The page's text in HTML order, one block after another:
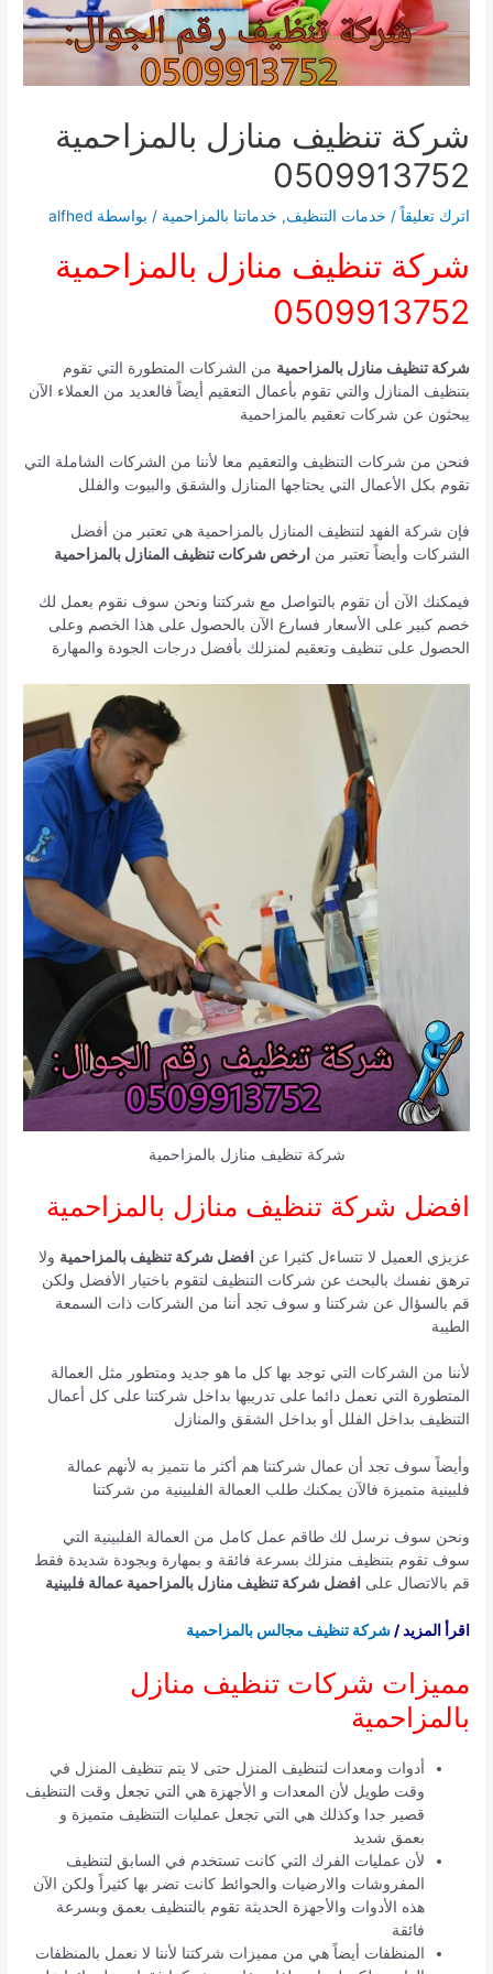
شركة تنظيف منازل بالمزاحمية
0509913752
اترك تعليقاً / خدمات التنظيف, خدماتنا بالمزاحمية / بواسطة alfhed
شركة تنظيف منازل بالمزاحمية
0509913752
شركة تنظيف منازل بالمزاحمية من الشركات المتطورة التي تقوم
بتنظيف المنازل والتي تقوم بأعمال التعقيم أيضاً فالعديد من العملاء الآن
يبحثون عن شركات تعقيم بالمزاحمية
فنحن من شركات التنظيف والتعقيم معا لأننا من الشركات الشاملة التي
تقوم بكل الأعمال التي يحتاجها المنازل والشقق والبيوت والفلل
فإن شركة الفهد لتنظيف المنازل بالمزاحمية هي تعتبر من أفضل
الشركات وأيضاً تعتبر من ارخص شركات تنظيف المنازل بالمزاحمية
فيمكنك الآن أن تقوم بالتواصل مع شركتنا ونحن سوف نقوم بعمل لك
خصم كبير على الأسعار فسارع الآن بالحصول على هذا الخصم وعلى
الحصول على تنظيف وتعقيم لمنزلك بأفضل درجات الجودة والمهارة
شركة تنظيف منازل بالمزاحمية
افضل شركة تنظيف منازل بالمزاحمية
عزيزي العميل لا تتساءل كثيرا عن افضل شركة تنظيف بالمزاحمية ولا
ترهق نفسك بالبحث عن شركات التنظيف لتقوم باختيار الأفضل ولكن
قم بالسؤال عن شركتنا و سوف تجد أننا من الشركات ذات السمعة
الطيبة
لأننا من الشركات التي توجد بها كل ما هو جديد ومتطور مثل العمالة
المتطورة التي نعمل دائما على تدريبها بداخل شركتنا على كل أعمال
التنظيف بداخل الفلل أو بداخل الشقق والمنازل
وأيضاً سوف تجد أن عمال شركتنا هم أكثر ما نتميز به لأنهم عمالة
فلبينية متميزة فالآن يمكنك طلب العمالة الفلبينية من شركتنا
ونحن سوف نرسل لك طاقم عمل كامل من العمالة الفلبينية التي
سوف تقوم بتنظيف منزلك بسرعة فائقة و بمهارة وبجودة شديدة فقط
قم بالاتصال على افضل شركة تنظيف منازل بالمزاحمية عمالة فلبينية
اقرأ المزيد /شركة تنظيف مجالس بالمزاحمية
مميزات شركات تنظيف منازل
بالمزاحمية
أدوات ومعدات لتنظيف المنزل حتى لا يتم تنظيف المنزل في
وقت طويل لأن المعدات و الأجهزة هي التي تجعل وقت التنظيف
قصير جدا وكذلك هي التي تجعل عمليات التنظيف متميزة و
بعمق شديد
لأن عمليات الفرك التي كانت تستخدم في السابق لتنظيف
المفروشات والارضيات والحوائط كانت تضر بها كثيراً ولكن الآن
هذه الأدوات والأجهزة الحديثة تقوم بالتنظيف بعمق وبسرعة
فائقة
المنظفات أيضاً هي من مميزات شركتنا لأننا لا نعمل بالمنظفات